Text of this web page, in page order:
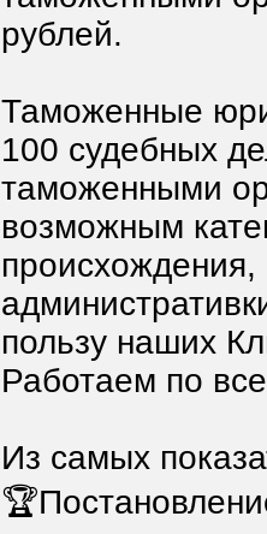
рублей.
Таможенные
100 судебных
таможенными
возможным
происхождения,
пользу наших
Работаем по
Из самых